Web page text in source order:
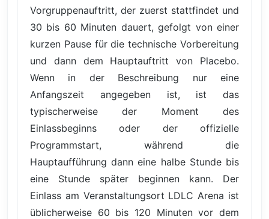
Vorgruppenauftritt, der zuerst stattfindet und
30 bis 60 Minuten dauert, gefolgt von einer
kurzen Pause für die technische Vorbereitung
und dann dem Hauptauftritt von Placebo.
Wenn in der Beschreibung nur eine
Anfangszeit angegeben ist, ist das
typischerweise der Moment des
Einlassbeginns oder der offizielle
Programmstart, während die
Hauptaufführung dann eine halbe Stunde bis
eine Stunde später beginnen kann. Der
Einlass am Veranstaltungsort LDLC Arena ist
üblicherweise 60 bis 120 Minuten vor dem